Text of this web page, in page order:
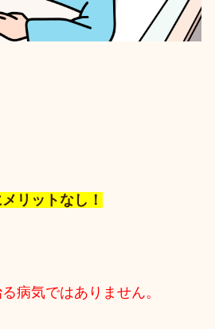
リットなし！
病気ではありません。